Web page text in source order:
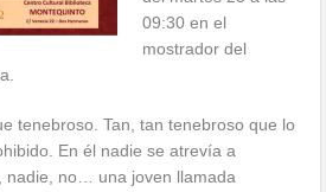
09:30 en el
mostrador del
tenebroso. Tan, tan tenebroso que lo
En él nadie se atrevía a
nadie, no… una joven llamada